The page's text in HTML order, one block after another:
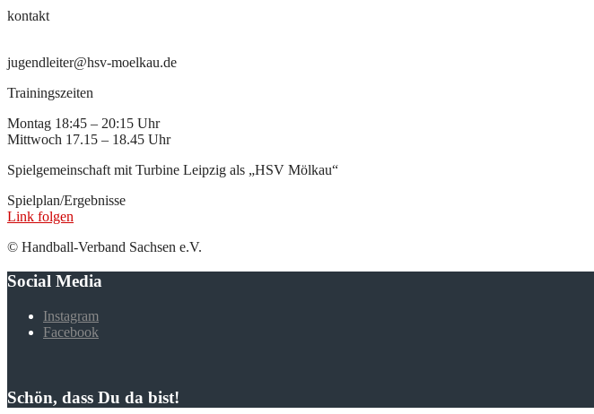
kontakt
jugendleiter@hsv-moelkau.de
Trainingszeiten
Montag 18:45 – 20:15 Uhr
Mittwoch 17.15 – 18.45 Uhr
Spielgemeinschaft mit Turbine Leipzig als „HSV Mölkau“
Spielplan/Ergebnisse
Link folgen
© Handball-Verband Sachsen e.V.
Social Media
Instagram
Facebook
Schön, dass Du da bist!